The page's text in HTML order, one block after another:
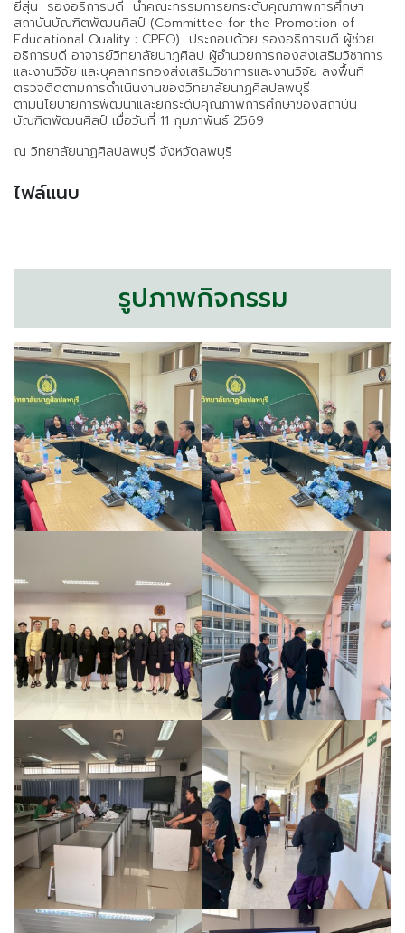
ยี่สุ่น รองอธิการบดี นำคณะกรรมการยกระดับคุณภาพการศึกษา
สถาบันบัณฑิตพัฒนศิลป์ (Committee for the Promotion of
Educational Quality : CPEQ) ประกอบด้วย รองอธิการบดี ผู้ช่วย
อธิการบดี อาจารย์วิทยาลัยนาฏศิลป ผู้อำนวยการกองส่งเสริมวิชาการ
และงานวิจัย และบุคลากรกองส่งเสริมวิชาการและงานวิจัย ลงพื้นที่
ตรวจติดตามการดำเนินงานของวิทยาลัยนาฏศิลปลพบุรี
ตามนโยบายการพัฒนาและยกระดับคุณภาพการศึกษาของสถาบัน
บัณฑิตพัฒนศิลป์ เมื่อวันที่ 11 กุมภาพันธ์ 2569
ณ วิทยาลัยนาฏศิลปลพบุรี จังหวัดลพบุรี
ไฟล์แนบ
รูปภาพกิจกรรม